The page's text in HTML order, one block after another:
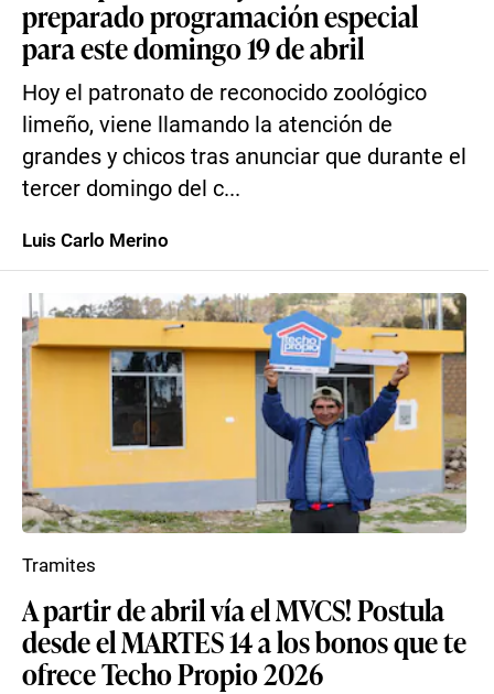
preparado programación especial
para este domingo 19 de abril
Hoy el patronato de reconocido zoológico
limeño, viene llamando la atención de
grandes y chicos tras anunciar que durante el
tercer domingo del c...
Luis Carlo Merino
A partir de abril vía el MVCS! Postula
desde el MARTES 14 a los bonos que te
ofrece Techo Propio 2026
Tramites